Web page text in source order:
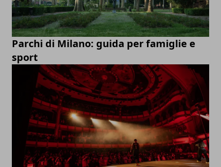
Parchi di Milano: guida per famiglie e
sport